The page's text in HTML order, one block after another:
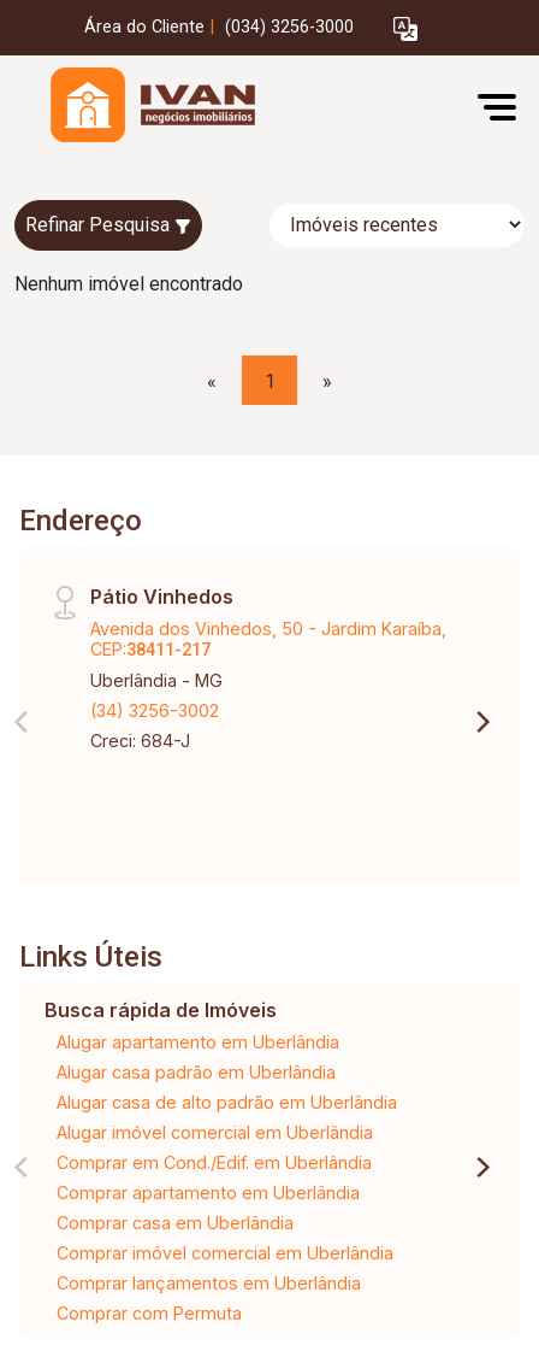
Área do Cliente (034) 3256-3000
Refinar Pesquisa
Nenhum imóvel encontrado
« 1 »
Endereço
Pátio Vinhedos
Avenida dos Vinhedos, 50 - Jardim Karaíba,
CEP:38411-217
Uberlândia - MG
(34) 3256-3002
Creci: 684-J
Links Úteis
Busca rápida de Imóveis
Alugar apartamento em Uberlândia
Alugar casa padrão em Uberlândia
Alugar casa de alto padrão em Uberlândia
Alugar imóvel comercial em Uberlândia
Comprar em Cond./Edif. em Uberlândia
Comprar apartamento em Uberlândia
Comprar casa em Uberlândia
Comprar imóvel comercial em Uberlândia
Comprar lançamentos em Uberlândia
Comprar com Permuta